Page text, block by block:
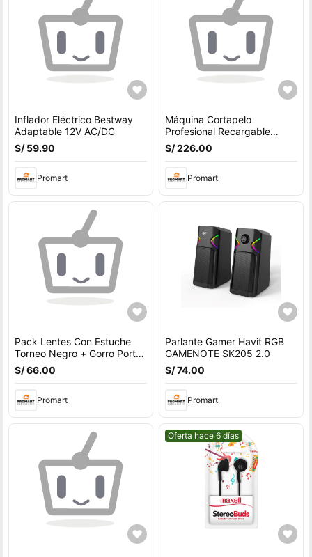
Inflador Eléctrico Bestway
Adaptable 12V AC/DC
S/ 59.90
Promart
Máquina Cortapelo
Profesional Recargable
Trimmer Barba 7200RPM
Corte Preciso 0.1mm Negro
S/ 226.00
Promart
Pack Lentes Con Estuche
Torneo Negro + Gorro Porto
Azul
S/ 66.00
Promart
Parlante Gamer Havit RGB
GAMENOTE SK205 2.0
S/ 74.00
Promart
Mejor precio.
Oferta hace 6 días